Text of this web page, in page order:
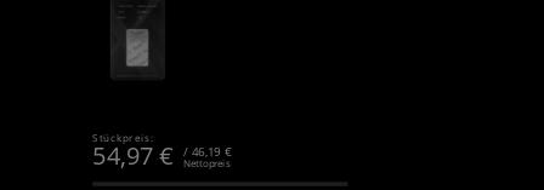
Stückpreis:
54,97€ / 46,19 €
Nettopreis